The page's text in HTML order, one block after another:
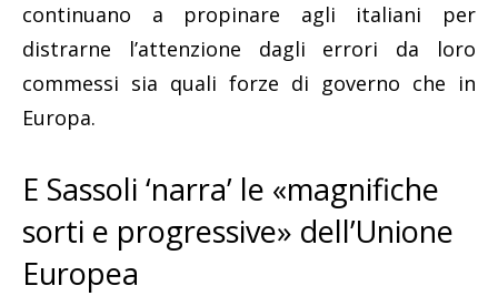
continuano a propinare agli italiani per
distrarne l’attenzione dagli errori da loro
commessi sia quali forze di governo che in
Europa.
E Sassoli ‘narra’ le «magnifiche
sorti e progressive» dell’Unione
Europea